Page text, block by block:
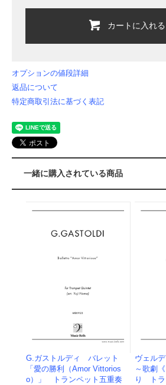
カートに入れる
オプションの値段詳細
返品について
特定商取引法に基づく表記
一緒に購入されている商品
G.ガストルディ バレット
「愛の勝利（Amor Vittorios
o）」 トランペット五重奏
ヴェル
～歌劇
り トラ